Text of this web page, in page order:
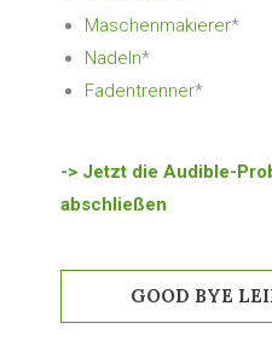
Maschenmakierer*
Nadeln*
Fadentrenner*
-> Jetzt die Audible-
abschließen
GOOD BYE